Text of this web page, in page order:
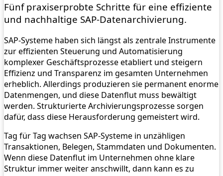
Fünf praxiserprobte Schritte für eine effiziente
und nachhaltige SAP-Datenarchivierung.
SAP-Systeme haben sich längst als zentrale Instrumente
zur effizienten Steuerung und Automatisierung
komplexer Geschäftsprozesse etabliert und steigern
Effizienz und Transparenz im gesamten Unternehmen
erheblich. Allerdings produzieren sie permanent enorme
Datenmengen, und diese Datenflut muss bewältigt
werden. Strukturierte Archivierungsprozesse sorgen
dafür, dass diese Herausforderung gemeistert wird.
Tag für Tag wachsen SAP-Systeme in unzähligen
Transaktionen, Belegen, Stammdaten und Dokumenten.
Wenn diese Datenflut im Unternehmen ohne klare
Struktur immer weiter anschwillt, dann kann es zu